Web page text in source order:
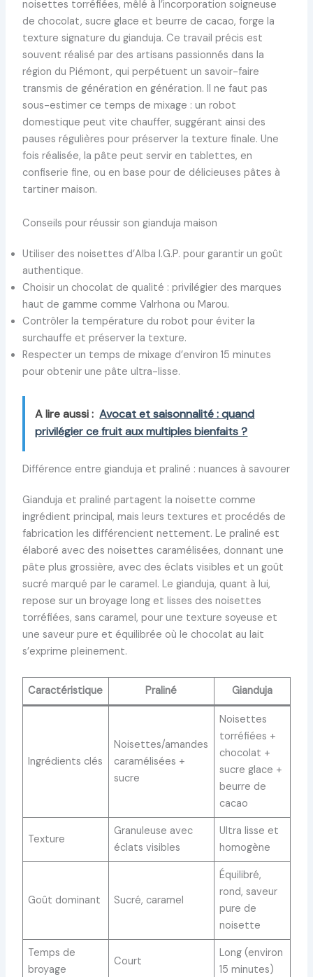
noisettes torréfiées, mêlé à l’incorporation soigneuse
de chocolat, sucre glace et beurre de cacao, forge la
texture signature du gianduja. Ce travail précis est
souvent réalisé par des artisans passionnés dans la
région du Piémont, qui perpétuent un savoir-faire
transmis de génération en génération. Il ne faut pas
sous-estimer ce temps de mixage : un robot
domestique peut vite chauffer, suggérant ainsi des
pauses régulières pour préserver la texture finale. Une
fois réalisée, la pâte peut servir en tablettes, en
confiserie fine, ou en base pour de délicieuses pâtes à
tartiner maison.
Conseils pour réussir son gianduja maison
Utiliser des noisettes d’Alba I.G.P. pour garantir un goût
authentique.
Choisir un chocolat de qualité : privilégier des marques
haut de gamme comme Valrhona ou Marou.
Contrôler la température du robot pour éviter la
surchauffe et préserver la texture.
Respecter un temps de mixage d’environ 15 minutes
pour obtenir une pâte ultra-lisse.
A lire aussi : Avocat et saisonnalité : quand
privilégier ce fruit aux multiples bienfaits ?
Différence entre gianduja et praliné : nuances à savourer
Gianduja et praliné partagent la noisette comme
ingrédient principal, mais leurs textures et procédés de
fabrication les différencient nettement. Le praliné est
élaboré avec des noisettes caramélisées, donnant une
pâte plus grossière, avec des éclats visibles et un goût
sucré marqué par le caramel. Le gianduja, quant à lui,
repose sur un broyage long et lisses des noisettes
torréfiées, sans caramel, pour une texture soyeuse et
une saveur pure et équilibrée où le chocolat au lait
s’exprime pleinement.
Caractéristique Praliné Gianduja
Ingrédients clés
Noisettes/amandes
caramélisées +
sucre
Noisettes
torréfiées +
chocolat +
sucre glace +
beurre de
cacao
Texture
Granuleuse avec
éclats visibles
Ultra lisse et
homogène
Goût dominant Sucré, caramel
Équilibré,
rond, saveur
pure de
noisette
Temps de
broyage
Court
Long (environ
15 minutes)